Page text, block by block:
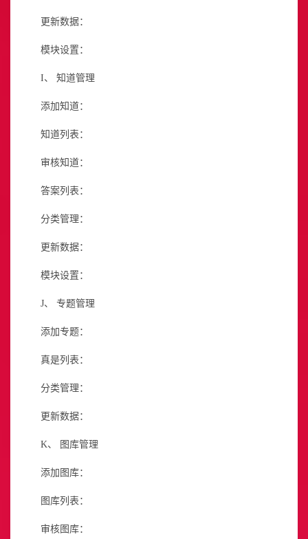
更新数据：
模块设置：
I、 知道管理
添加知道：
知道列表：
审核知道：
答案列表：
分类管理：
更新数据：
模块设置：
J、 专题管理
添加专题：
真是列表：
分类管理：
更新数据：
K、 图库管理
添加图库：
图库列表：
审核图库：